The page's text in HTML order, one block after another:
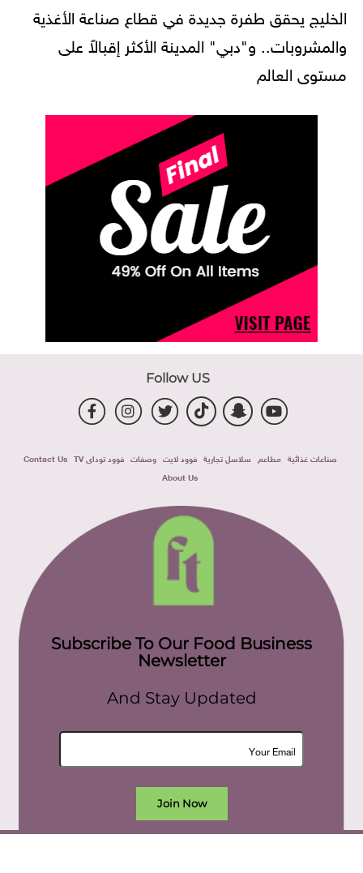
الخليج يحقق طفرة جديدة في قطاع صناعة الأغذية
والمشروبات.. و"دبي" المدينة الأكثر إقبالاً على
مستوى العالم
Follow US
صناعات غذائية مطاعم سلاسل تجارية فوود لايت وصفات فوود توداى TV
Contact Us
About Us
Subscribe To Our Food Business
Newsletter
And Stay Updated
Join Now